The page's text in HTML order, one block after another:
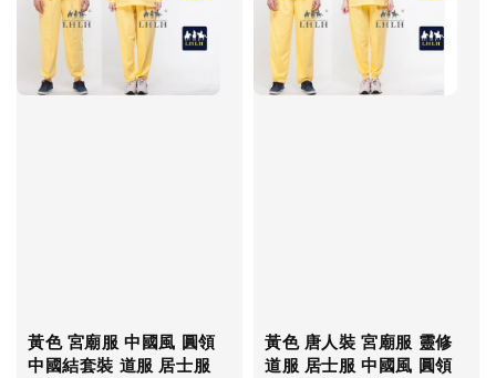
黃色 宮廟服 中國風 圓領
中國結套裝 道服 居士服
黃色 唐人裝 宮廟服 靈修
道服 居士服 中國風 圓領